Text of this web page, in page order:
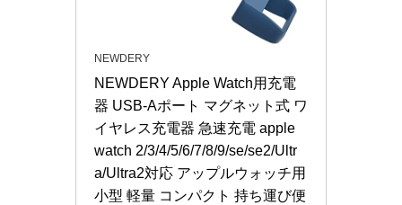
NEWDERY
NEWDERY Apple Watch用充電
器 USB-Aポート マグネット式 ワ
イヤレス充電器 急速充電 apple
watch 2/3/4/5/6/7/8/9/se/se2/Ultr
a/Ultra2対応 アップルウォッチ用
小型 軽量 コンパクト 持ち運び便